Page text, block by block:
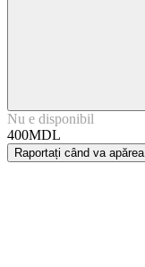
Nu e disponibil
400MDL
Raportați când va apărea